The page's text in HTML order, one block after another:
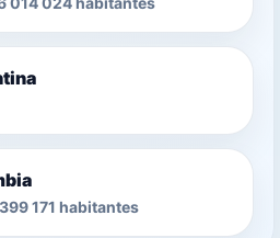
171 habitantes